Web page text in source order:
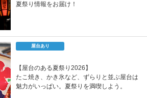
夏祭り情報をお届け！
屋台あり
【屋台のある夏祭り2026】
たこ焼き、かき氷など、ずらりと並ぶ屋台は
魅力がいっぱい。夏祭りを満喫しよう。